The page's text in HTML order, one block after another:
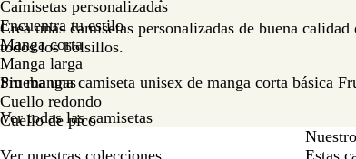
Camisetas personalizadas
Encuentra tu estilo
Manga corta
Manga larga
Sin mangas
Cuello redondo
Cuello de pico
Ver nuestras colecciones
Crea unas camisetas personalizadas de buena
todos los bolsillos.
Prueba una camiseta unisex de manga corta básica
Ver todas las camisetas
Estas